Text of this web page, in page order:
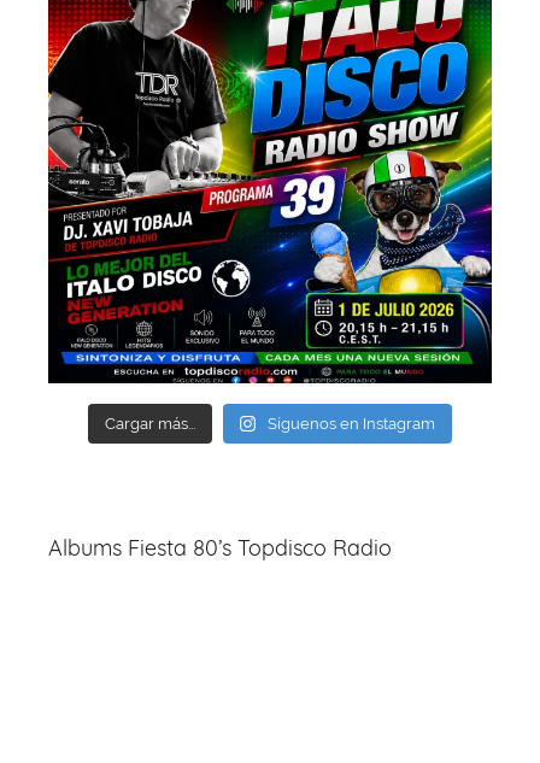
Cargar más... Síguenos en Instagram
Albums Fiesta 80’s Topdisco Radio